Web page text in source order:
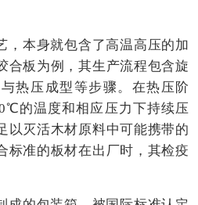
，本身就包含了高温高压的加
合板为例，其生产流程包含旋
热压成型等步骤。在热压阶
的温度和相应压力下持续压
以灭活木材原料中可能携带的
标准的板材在出厂时，其检疫